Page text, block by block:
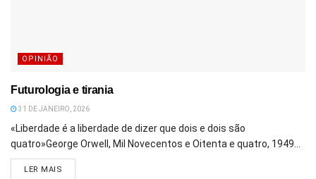
OPINIÃO
Futurologia e tirania
31 DE JANEIRO, 2026
«Liberdade é a liberdade de dizer que dois e dois são
quatro»George Orwell, Mil Novecentos e Oitenta e quatro, 1949...
LER MAIS